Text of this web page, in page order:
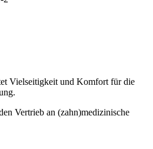
Vielseitigkeit und Komfort für die
Vertrieb an (zahn)medizinische